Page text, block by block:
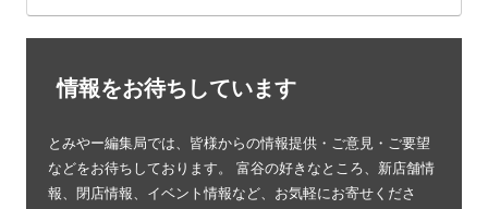
情報をお待ちしています
とみやー編集局では、皆様からの情報提供・ご意見・ご要望
などをお待ちしております。 富谷の好きなところ、新店舗情
報、閉店情報、イベント情報など、お気軽にお寄せくださ